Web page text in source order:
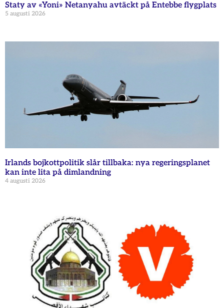
Staty av «Yoni» Netanyahu avtäckt på Entebbe flygplats
5 augusti 2026
Irlands bojkottpolitik slår tillbaka: nya regeringsplanet
kan inte lita på dimlandning
4 augusti 2026